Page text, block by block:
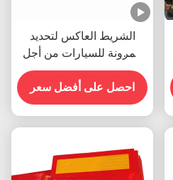
الشريط العاكس لتحديد
المرونة للسيارات من أجل
سلامة حركة المرور
احصل على أفضل سعر